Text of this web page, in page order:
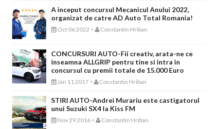
A inceput concursul Mecanicul Anului 2022,
organizat de catre AD Auto Total Romania!
Oct 06 2022 - Constantin Hriban
CONCURSURI AUTO-Fii creativ, arata-ne ce
inseamna ALLGRIP pentru tine si intra in
concursul cu premii totale de 15.000 Euro
Jan 11 2017 - Constantin Hriban
STIRI AUTO-Andrei Murariu este castigatorul
unui Suzuki SX4 la Kiss FM
Nov 29 2016 - Constantin Hriban